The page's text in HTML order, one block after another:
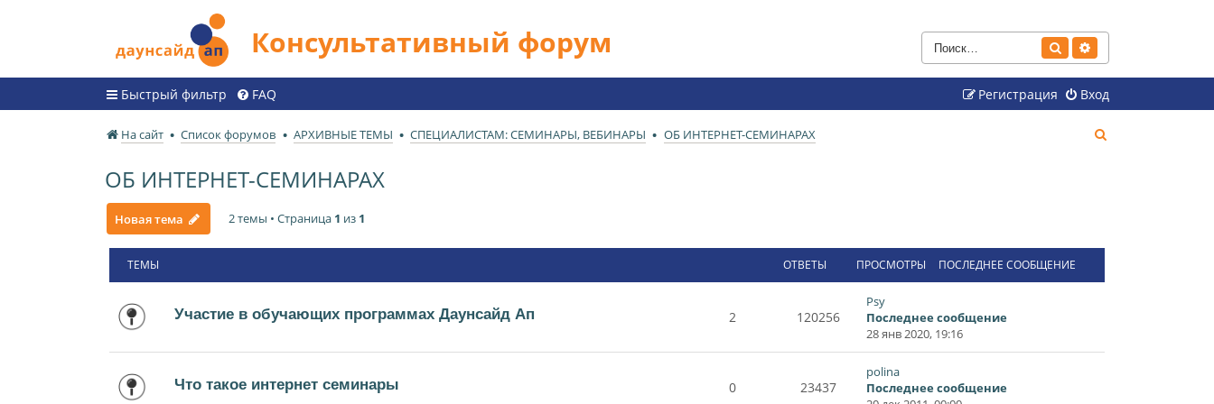
Консультативный форум Поиск
Быстрый фильтр FAQ Вход
Регистрация
На сайт Список форумов АРХИВНЫЕ ТЕМЫ СПЕЦИАЛИСТАМ: СЕМИНАРЫ, ВЕБИНАРЫ ОБ ИНТЕРНЕТ-СЕМИНАРАХ
ОБ ИНТЕРНЕТ-СЕМИНАРАХ
Новая тема 2 темы • Страница 1 из 1
ТЕМЫ ОТВЕТЫ ПРОСМОТРЫ ПОСЛЕДНЕЕ СООБЩЕНИЕ
Участие в обучающих программах Даунсайд Ап 2 120256
Psy
Последнее сообщение
28 янв 2020, 19:16
Что такое интернет семинары 0 23437
polina
Последнее сообщение